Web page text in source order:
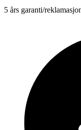
5 års garanti/